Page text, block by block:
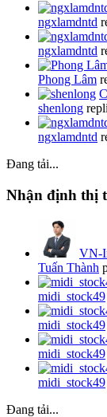
ngxlamdntd
ngxlamdntd
Phong Lâm
shenlong
ngxlamdntd
Đang tải...
Nhận định thị
VN-
Tuấn Thành
midi_stock49
midi_stock49
midi_stock49
midi_stock49
Đang tải...